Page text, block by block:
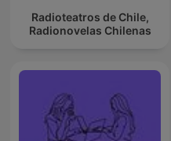
Radioteatros de Chile,
Radionovelas Chilenas